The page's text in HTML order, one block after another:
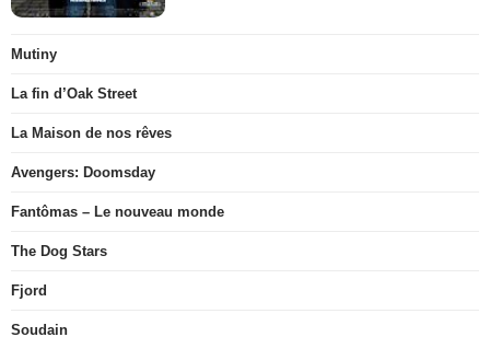
Mutiny
La fin d’Oak Street
La Maison de nos rêves
Avengers: Doomsday
Fantômas – Le nouveau monde
The Dog Stars
Fjord
Soudain